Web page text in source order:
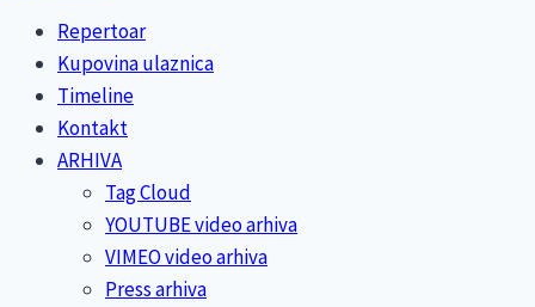
Repertoar
Kupovina ulaznica
Timeline
Kontakt
ARHIVA
Tag Cloud
YOUTUBE video arhiva
VIMEO video arhiva
Press arhiva